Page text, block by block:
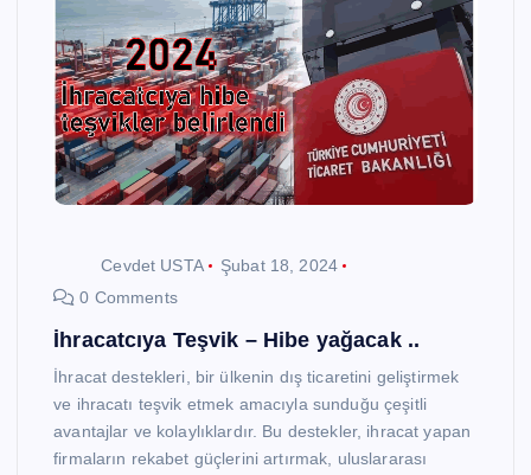
Cevdet USTA
Şubat 18, 2024
0 Comments
İhracatcıya Teşvik – Hibe yağacak ..
İhracat destekleri, bir ülkenin dış ticaretini geliştirmek
ve ihracatı teşvik etmek amacıyla sunduğu çeşitli
avantajlar ve kolaylıklardır. Bu destekler, ihracat yapan
firmaların rekabet güçlerini artırmak, uluslararası